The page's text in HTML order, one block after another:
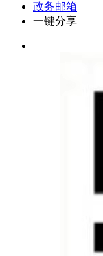
政务邮箱
一键分享